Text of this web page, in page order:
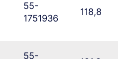
55-
1751936
118,8
55-